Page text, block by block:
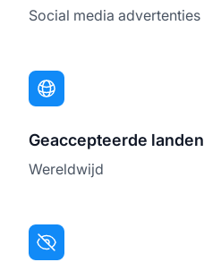
Social media advertenties
Geaccepteerde landen
Wereldwijd